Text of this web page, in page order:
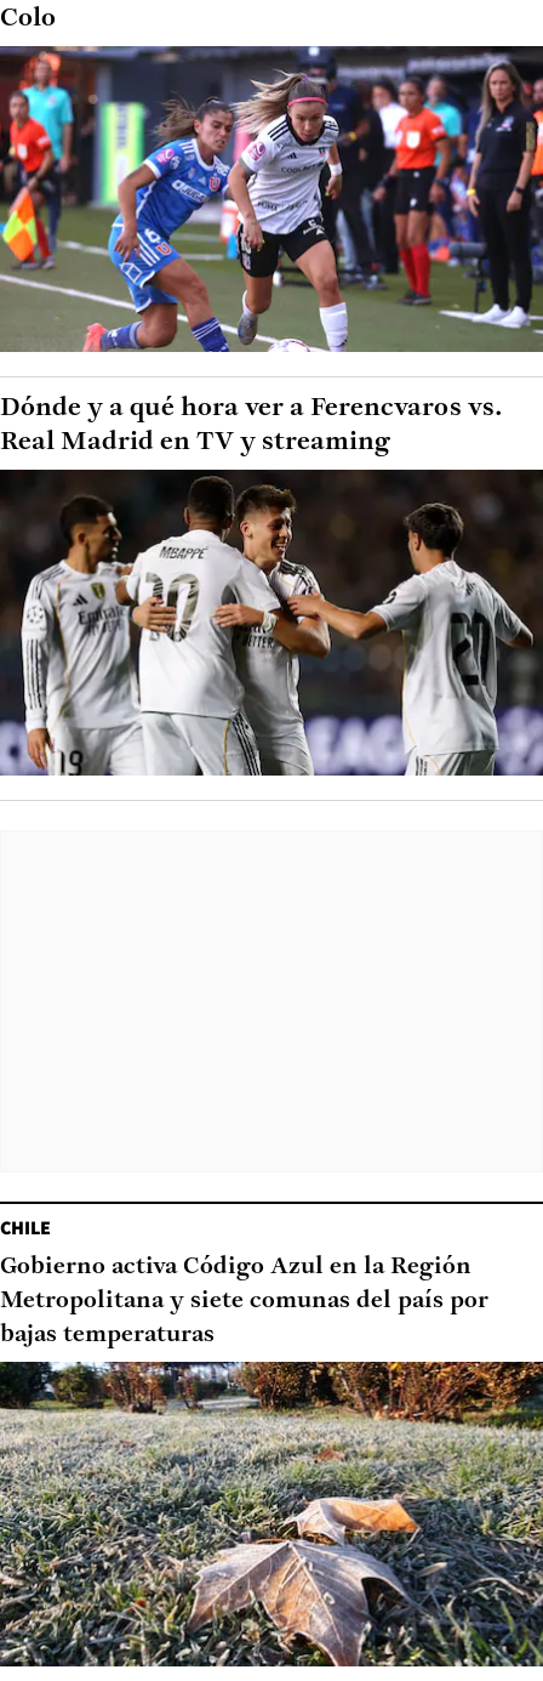
Colo
Dónde y a qué hora ver a Ferencvaros vs.
Real Madrid en TV y streaming
CHILE
Gobierno activa Código Azul en la Región
Metropolitana y siete comunas del país por
bajas temperaturas